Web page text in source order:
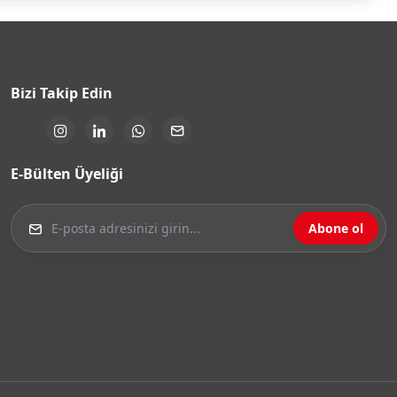
Bizi Takip Edin
E-Bülten Üyeliği
Abone ol